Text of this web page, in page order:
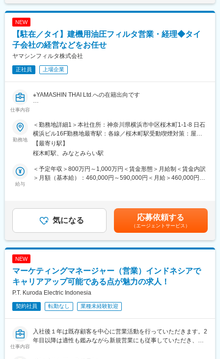
◆初回配属先
ご経験やスキルを考慮し、以下の国内営業拠点のうちのいずれか
に決定します。
・首都圏営業グループ(東京都国立市谷保6-7-9)
・浜松営業グループ(静岡県浜松市中央区篠ケ瀬町502-1)
・名古屋第一・第二営業グループ(愛知県高浜市小池町2-15-10)
・大阪営業グループ(大阪府大阪市北区中津1-15-15 中津第2リッ
チビル5F)
※将来的な海外駐在先候補：メキシコ・米国・中国・タイなど
で対応する「ファクトリー機能」と、協力企業と協働で行う「フ
ァブレス機能」、自社の独自技術を併せ持ち、品質やコストな
ど、顧客ニーズに対応して最適な提案ができるコンサルティング
な供給体制を構築していることを強みとしています。
変更の範囲：会社の定める業務
(月額)は固定手当を含めた表記です。
NEW
【駐在／タイ】建機用油圧フィルタ営業・経理◆タイ
子会社の経営などをお任せ
ヤマシンフィルタ株式会社
正社員 上場企業
仕事内容
※YAMASHIN THAI Ltd.への在籍出向です
【全体】
◎事業戦略・運営
・現地子会社の中長期事業計画の策定・実行
・年間予算の策定・業績管理
・事業拡大戦略の立案・実行
・KPI管理（売上高、利益率、キャッシュフロー等）
◎財務、リスク管理／営業・マーケティング管理
・組織構造の構築
・労務管理、従業員エンゲージメントの向上
・危機管理
【経理】
・損益計算書、貸借対照表、キャッシュフロー管理、予算管理
・四半期棚卸資産評価
勤務地
＜勤務地詳細1＞本社住所：神奈川県横浜市中区桜木町1-1-8 日石
横浜ビル16F勤務地最寄駅：各線／桜木町駅受動喫煙対策：屋内
全面禁煙＜勤務地詳細2＞出向先：YAMASHIN THAI Ltd.住所：タ
イ 受動喫煙対策：屋内全面禁煙変更の範囲：会社の定める事業所
【最寄り駅】
桜木町駅、みなとみらい駅
給与
＜予定年収＞800万円～1,000万円＜賃金形態＞月給制＜賃金内訳
＞月額（基本給）：460,000円～590,000円＜月給＞460,000円～
があります。月給(月額)は固定手当を含めた表記です。
気になる 応募依頼する
（エージェントサービス）
NEW
マーケティングマネージャー（営業）インドネシアで
キャリアアップ可能である点が魅力の求人！
P.T. Kuroda Electric Indonesia
契約社員 転勤なし 業種未経験歓迎
仕事内容
入社後１年は既存顧客を中心に営業活動を行っていただきます。2
年目以降は適性も鑑みながら新規営業にも従事していただき、現